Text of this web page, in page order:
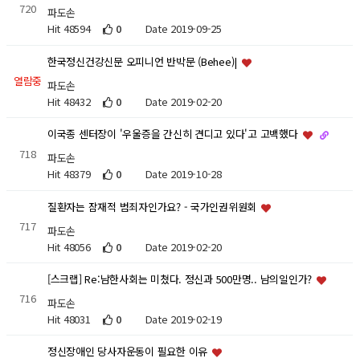
720
파도손
Hit 48594
0 Date 2019-09-25
열람중
한국정신건강신문 오피니언 반박문 (Behee)|
파도손
Hit 48432
0 Date 2019-02-20
718
이국종 센터장이 '우울증을 간신히 견디고 있다'고 고백했다
파도손
Hit 48379
0 Date 2019-10-28
717
질환자는 잠재적 범죄자인가요? - 국가인권위원회
파도손
Hit 48056
0 Date 2019-02-20
716
[스크랩] Re:남한사회는 미쳤다. 정신과 500만명.. 남의일인가?
파도손
Hit 48031
0 Date 2019-02-19
정신장애인 당사자운동이 필요한 이유